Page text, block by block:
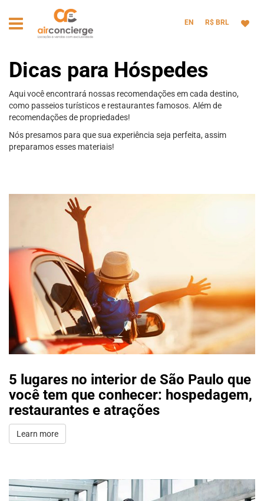
EN R$ BRL
Dicas para Hóspedes
Aqui você encontrará nossas recomendações em cada destino,
como passeios turísticos e restaurantes famosos. Além de
recomendações de propriedades!
Nós presamos para que sua experiência seja perfeita, assim
preparamos esses materiais!
5 lugares no interior de São Paulo que
você tem que conhecer: hospedagem,
restaurantes e atrações
Learn more